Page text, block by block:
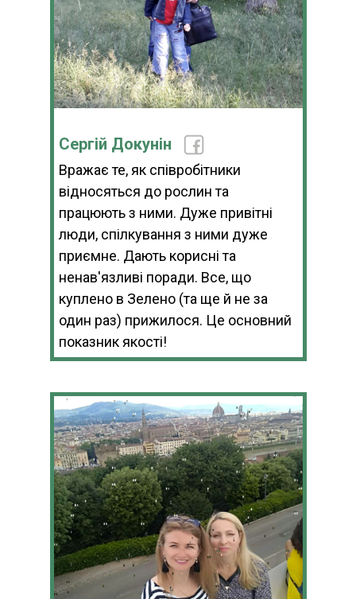
Сергій Докунін
Вражає те, як співробітники
відносяться до рослин та
працюють з ними. Дуже привітні
люди, спілкування з ними дуже
приємне. Дають корисні та
ненав'язливі поради. Все, що
куплено в Зелено (та ще й не за
один раз) прижилося. Це основний
показник якості!